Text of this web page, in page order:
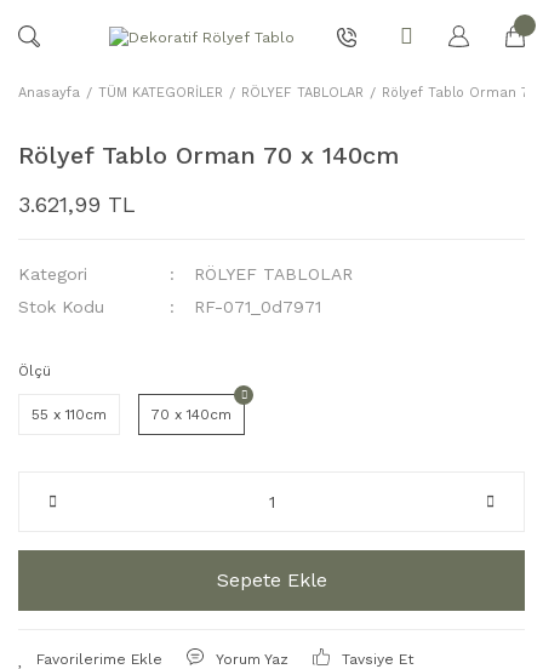
Anasayfa TÜM KATEGORİLER RÖLYEF TABLOLAR Rölyef Tablo Orman 70
Rölyef Tablo Orman 70 x 140cm
3.621,99 TL
Kategori
RÖLYEF TABLOLAR
Stok Kodu
RF-071_0d7971
Ölçü
55 x 110cm 70 x 140cm
Sepete Ekle
Yorum Yaz Tavsiye Et